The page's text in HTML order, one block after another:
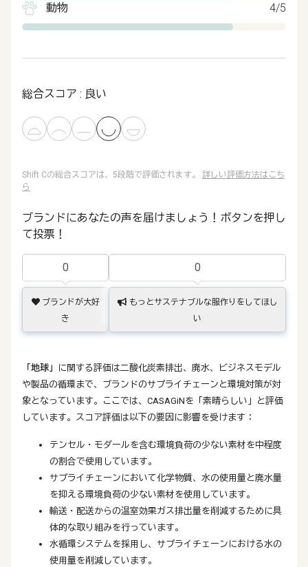
動物 4/5
総合スコア : 良い
Shift Cの総合スコアは、5段階で評価されます。 詳しい評価方法はこち
ら
ブランドにあなたの声を届けましょう！ボタンを押し
て投票！
0
ブランドが大好
き
0
もっとサステナブルな服作りをしてほし
い
「地球」
に関する評価は二酸化炭素排出、廃水、ビジネスモデル
や製品の循環まで、ブランドのサプライチェーンと環境対策が対
象となっています。ここでは、CASAGiNを「素晴らしい」と評価
しています。スコア評価は以下の要因に影響を受けます：
テンセル・モダールを含む環境負荷の少ない素材を中程度
の割合で使用しています。
サプライチェーンにおいて化学物質、水の使用量と廃水量
を抑える環境負荷の少ない素材を使用しています。
輸送・配送からの温室効果ガス排出量を削減するために具
体的な取り組みを行っています。
水循環システムを採用し、サプライチェーンにおける水の
使用量を削減しています。